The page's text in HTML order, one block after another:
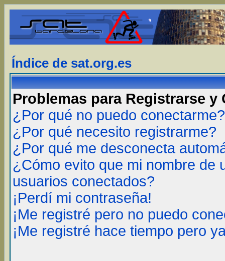
Índice de sat.org.es
Problemas para Registrarse y
¿Por qué no puedo conectarme?
¿Por qué necesito registrarme?
¿Por qué me desconecta
¿Cómo evito que mi nombre de
usuarios conectados?
¡Perdí mi contraseña!
¡Me registré pero no puedo
¡Me registré hace tiempo pero